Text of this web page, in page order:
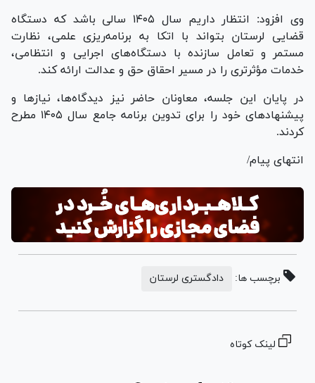
وی افزود: انتظار داریم سال ۱۴۰۵ سالی باشد که دستگاه
قضایی لرستان بتواند با اتکا به برنامه‌ریزی علمی، نظارت
مستمر و تعامل سازنده با دستگاه‌های اجرایی و انتظامی،
خدمات مؤثرتری را در مسیر احقاق حق و عدالت ارائه کند.
در پایان این جلسه، معاونان حاضر نیز دیدگاه‌ها، نیاز‌ها و
پیشنهاد‌های خود را برای تدوین برنامه جامع سال ۱۴۰۵ مطرح
کردند.
انتهای پیام/
برچسب ها: دادگستری لرستان
لینک کوتاه